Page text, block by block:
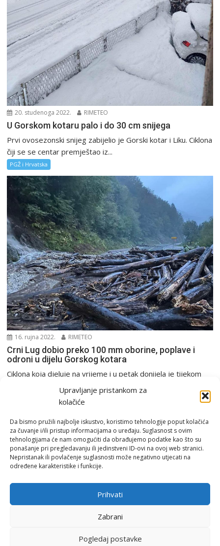
Upravljanje pristankom za
kolačiće
Da bismo pružili najbolje iskustvo, koristimo tehnologije poput kolačića
za čuvanje i/ili pristup informacijama o uređaju. Suglasnost s ovim
tehnologijama će nam omogućiti da obrađujemo podatke kao što su
ponašanje pri pregledavanju ili jedinstveni ID-ovi na ovoj web stranici.
Nepristanak ili povlačenje suglasnosti može negativno utjecati na
određene karakteristike i funkcije.
Prihvati
Zabrani
Pogledaj postavke
20. studenoga 2022. RIMETEO
U Gorskom kotaru palo i do 30 cm snijega
Prvi ovosezonski snijeg zabijelio je Gorski kotar i Liku. Ciklona
čiji se se centar premještao iz...
PGŽ i Hrvatska
16. rujna 2022. RIMETEO
Crni Lug dobio preko 100 mm oborine, poplave i
odroni u dijelu Gorskog kotara
Ciklona koja djeluje na vrijeme i u petak donijela je tijekom
četvrtka najviše oborina Gorskom kotaru,...
Email: rimeteoATyahoo.com
Politika privatnosti